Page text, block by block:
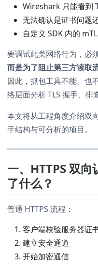
Wireshark 只能看到
无法确认是证书问题
自定义 SDK 内的
要调试此类网络行为，必
而是为了阻止第三方读取
因此，抓包工具不能、也
络层面分析 TLS 握手、排
本文将从工程角度介绍双
手结构与可分析的项目。
一、HTTPS 双
了什么？
普通 HTTPS 流程：
客户端校验服务器证
建立安全通道
开始加密通信